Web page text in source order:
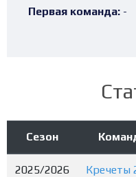
Первая команда: -
Сезон
2025/2026
Кречеты